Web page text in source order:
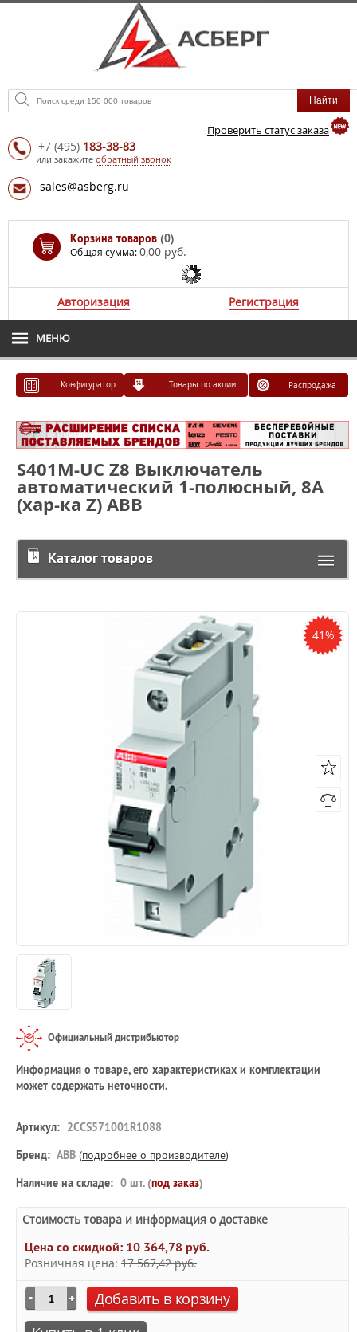
Проверить статус заказа
+7 (495) 183-38-83
или закажите обратный звонок
sales@asberg.ru
Корзина товаров (0)
Общая сумма:0,00 руб.
Авторизация Регистрация
МЕНЮ
Конфигуратор Товары по акции Распродажа
S401M-UC Z8 Выключатель
автоматический 1-полюсный, 8A
(хар-ка Z) ABB
Каталог товаров
41%
Официальный дистрибьютор
Информация о товаре, его характеристиках и комплектации
может содержать неточности.
Артикул: 2CCS571001R1088
Бренд: ABB (подробнее о производителе)
Наличие на складе: 0 шт. (под заказ)
Стоимость товара и информация о доставке
Цена со скидкой: 10 364,78 руб.
Розничная цена: 17 567,42 руб.
Добавить в корзину